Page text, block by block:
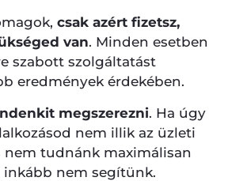
csak azért fizetsz,
van. Minden esetben
szabott szolgáltatást
eredmények érdekében.
megszerezni. Ha úgy
nem illik az üzleti
nem tudnánk maximálisan
inkább nem segítünk.